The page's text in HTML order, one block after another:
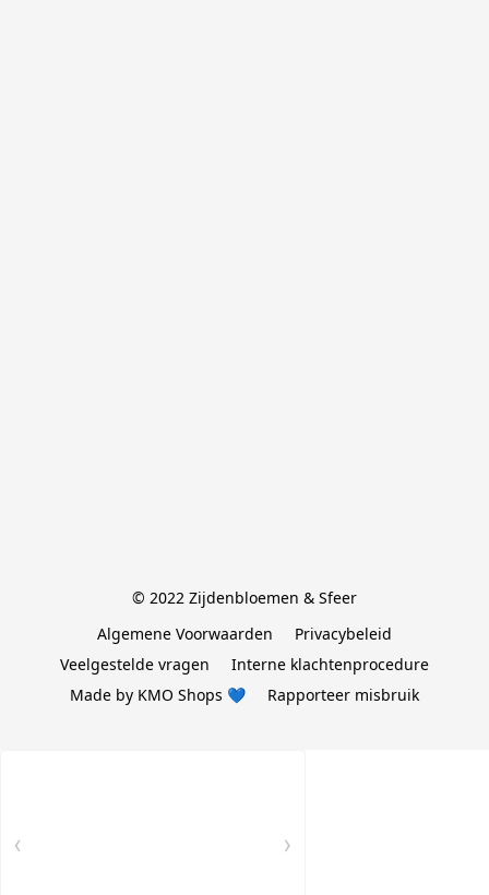
© 2022 Zijdenbloemen & Sfeer
Algemene Voorwaarden
Privacybeleid
Veelgestelde vragen
Interne klachtenprocedure
Made by KMO Shops 💙
Rapporteer misbruik